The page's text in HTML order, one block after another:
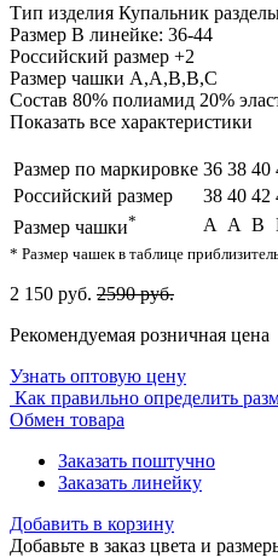
Тип изделия Купальник
Размер В линейке: 36-44
Российский размер +2
Размер чашки A,A,B,B,C
Состав 80% полиамид 20%
Показать все характеристики
Размер по маркировке 36 38 40
Российский размер
38 40 42
Размер чашки* A A B
* Размер чашек в таблице
2 150 руб. 2590 руб.
Рекомендуемая розничная цена
Узнать оптовую цену
Как правильно определить
Обмен товара
Заказать поштучно
Заказать линейку
Добавить в корзину
Добавьте в заказ цвета и